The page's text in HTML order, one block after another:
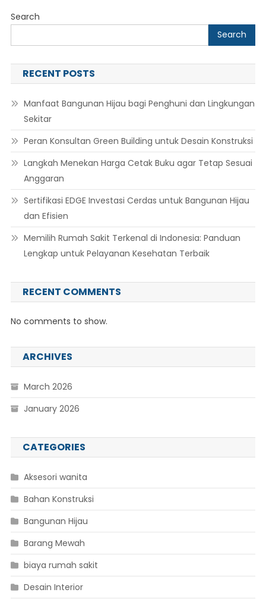
Search
Search
RECENT POSTS
Manfaat Bangunan Hijau bagi Penghuni dan Lingkungan
Sekitar
Peran Konsultan Green Building untuk Desain Konstruksi
Langkah Menekan Harga Cetak Buku agar Tetap Sesuai
Anggaran
Sertifikasi EDGE Investasi Cerdas untuk Bangunan Hijau
dan Efisien
Memilih Rumah Sakit Terkenal di Indonesia: Panduan
Lengkap untuk Pelayanan Kesehatan Terbaik
RECENT COMMENTS
No comments to show.
ARCHIVES
March 2026
January 2026
CATEGORIES
Aksesori wanita
Bahan Konstruksi
Bangunan Hijau
Barang Mewah
biaya rumah sakit
Desain Interior